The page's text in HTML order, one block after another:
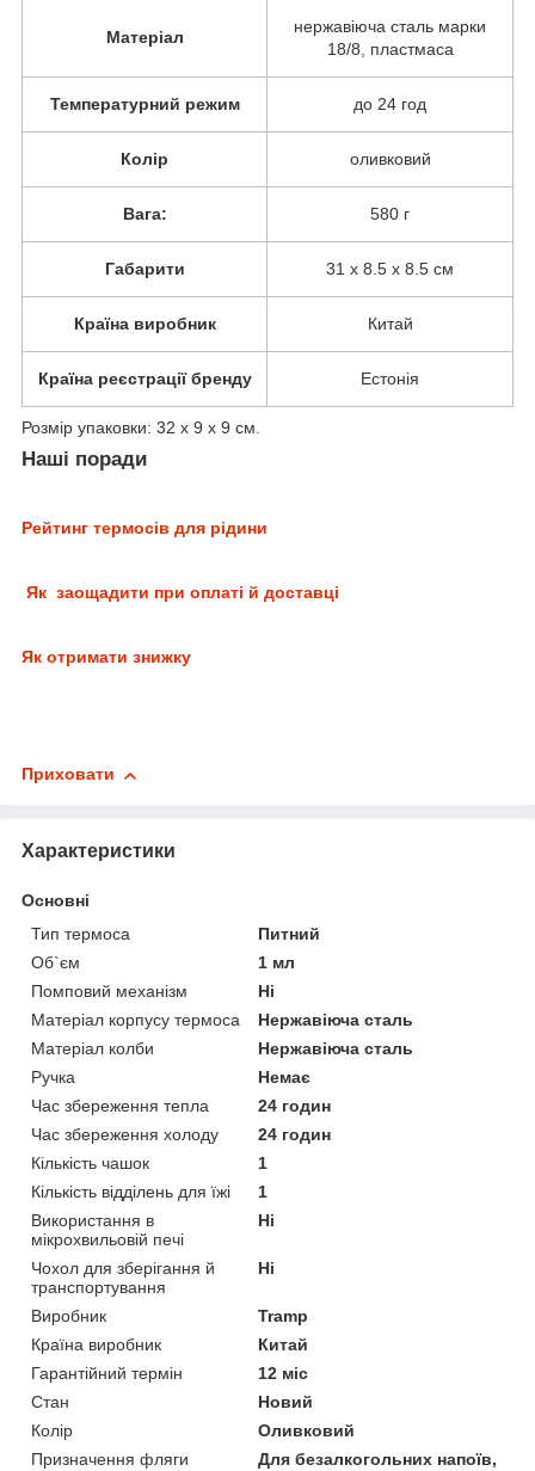
Матеріал
нержавіюча сталь марки
18/8, пластмаса
Температурний режим до 24 год
Колір оливковий
Вага: 580 г
Габарити 31 х 8.5 х 8.5 см
Країна виробник Китай
Країна реєстрації бренду Естонія
Розмір упаковки: 32 х 9 х 9 см.
Наші поради
Рейтинг термосів для рідини
Як заощадити при оплаті й доставці
Як отримати знижку
Приховати
Характеристики
Основні
Тип термоса
Питний
Об`єм
1 мл
Помповий механізм
Ні
Матеріал корпусу термоса
Нержавіюча сталь
Матеріал колби
Нержавіюча сталь
Ручка
Немає
Час збереження тепла
24 годин
Час збереження холоду
24 годин
Кількість чашок
1
Кількість відділень для їжі
1
Використання в
мікрохвильовій печі
Ні
Чохол для зберігання й
транспортування
Ні
Виробник
Tramp
Країна виробник
Китай
Гарантійний термін
12 міс
Стан
Новий
Колір
Оливковий
Призначення фляги
Для безалкогольних напоїв,